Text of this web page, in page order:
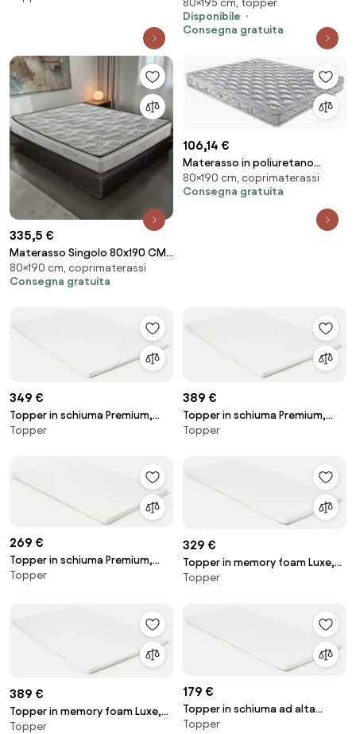
300 gr/mq con Elastici Air
Traspirante Bianco...
80×195 cm, topper
Disponibile
Consegna gratuita
335,5 €
Materasso Singolo 80x190 CM
400 molle insachettate e
memory TECHNOLOGY
80×190 cm, coprimaterassi
Consegna gratuita
106,14 €
Materasso in poliuretano
80x190 JOLLY con tessuto
damascato
80×190 cm, coprimaterassi
Consegna gratuita
349 €
Topper in schiuma Premium,
morbido
Topper
389 €
Topper in schiuma Premium,
morbido
Topper
269 €
Topper in schiuma Premium,
morbido
Topper
329 €
Topper in memory foam Luxe,
medio morbido
Topper
389 €
Topper in memory foam Luxe,
medio morbido
Topper
179 €
Topper in schiuma ad alta
resilienza Comfort, rigido
Topper